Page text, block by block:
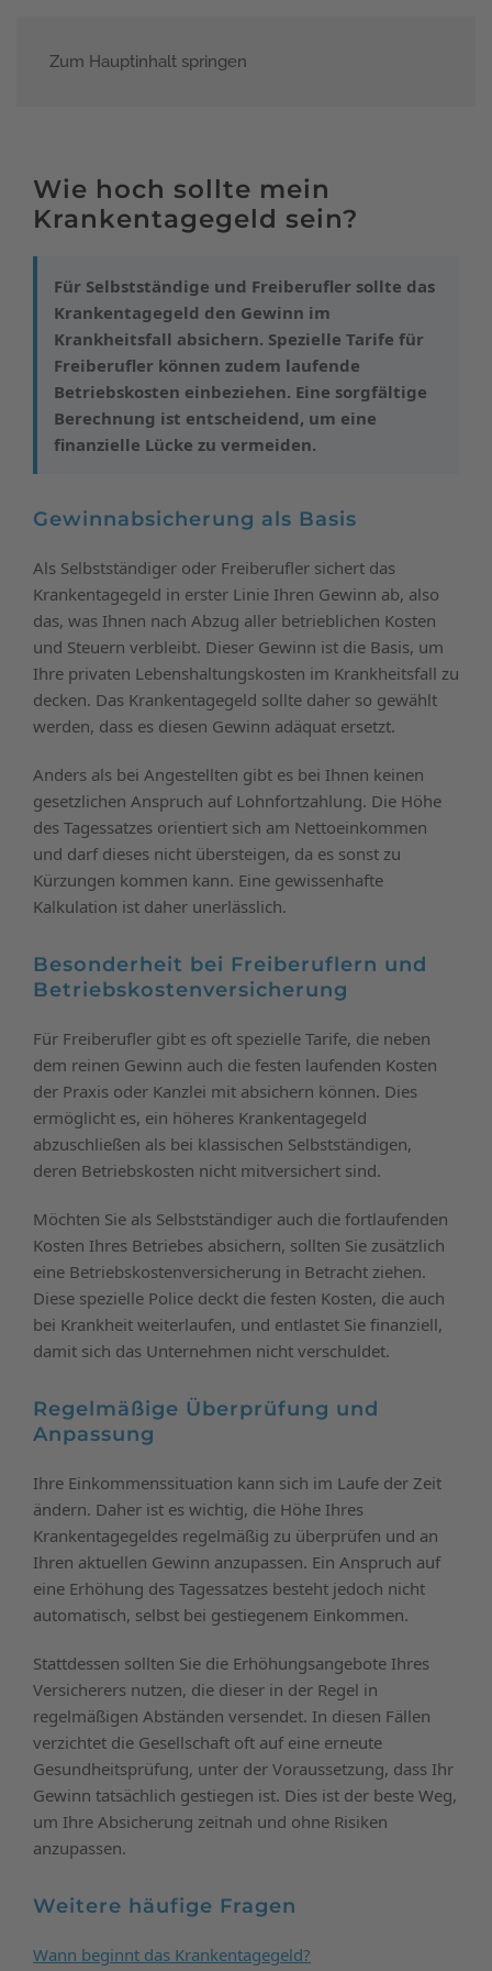
Zum Hauptinhalt springen
Wie hoch sollte mein
Krankentagegeld sein?
Für Selbstständige und Freiberufler sollte das
Krankentagegeld den Gewinn im
Krankheitsfall absichern. Spezielle Tarife für
Freiberufler können zudem laufende
Betriebskosten einbeziehen. Eine sorgfältige
Berechnung ist entscheidend, um eine
finanzielle Lücke zu vermeiden.
Gewinnabsicherung als Basis
Als Selbstständiger oder Freiberufler sichert das
Krankentagegeld in erster Linie Ihren Gewinn ab, also
das, was Ihnen nach Abzug aller betrieblichen Kosten
und Steuern verbleibt. Dieser Gewinn ist die Basis, um
Ihre privaten Lebenshaltungskosten im Krankheitsfall zu
decken. Das Krankentagegeld sollte daher so gewählt
werden, dass es diesen Gewinn adäquat ersetzt.
Anders als bei Angestellten gibt es bei Ihnen keinen
gesetzlichen Anspruch auf Lohnfortzahlung. Die Höhe
des Tagessatzes orientiert sich am Nettoeinkommen
und darf dieses nicht übersteigen, da es sonst zu
Kürzungen kommen kann. Eine gewissenhafte
Kalkulation ist daher unerlässlich.
Besonderheit bei Freiberuflern und
Betriebskostenversicherung
Für Freiberufler gibt es oft spezielle Tarife, die neben
dem reinen Gewinn auch die festen laufenden Kosten
der Praxis oder Kanzlei mit absichern können. Dies
ermöglicht es, ein höheres Krankentagegeld
abzuschließen als bei klassischen Selbstständigen,
deren Betriebskosten nicht mitversichert sind.
Möchten Sie als Selbstständiger auch die fortlaufenden
Kosten Ihres Betriebes absichern, sollten Sie zusätzlich
eine Betriebskostenversicherung in Betracht ziehen.
Diese spezielle Police deckt die festen Kosten, die auch
bei Krankheit weiterlaufen, und entlastet Sie finanziell,
damit sich das Unternehmen nicht verschuldet.
Regelmäßige Überprüfung und
Anpassung
Ihre Einkommenssituation kann sich im Laufe der Zeit
ändern. Daher ist es wichtig, die Höhe Ihres
Krankentagegeldes regelmäßig zu überprüfen und an
Ihren aktuellen Gewinn anzupassen. Ein Anspruch auf
eine Erhöhung des Tagessatzes besteht jedoch nicht
automatisch, selbst bei gestiegenem Einkommen.
Stattdessen sollten Sie die Erhöhungsangebote Ihres
Versicherers nutzen, die dieser in der Regel in
regelmäßigen Abständen versendet. In diesen Fällen
verzichtet die Gesellschaft oft auf eine erneute
Gesundheitsprüfung, unter der Voraussetzung, dass Ihr
Gewinn tatsächlich gestiegen ist. Dies ist der beste Weg,
um Ihre Absicherung zeitnah und ohne Risiken
anzupassen.
Weitere häufige Fragen
Wann beginnt das Krankentagegeld?